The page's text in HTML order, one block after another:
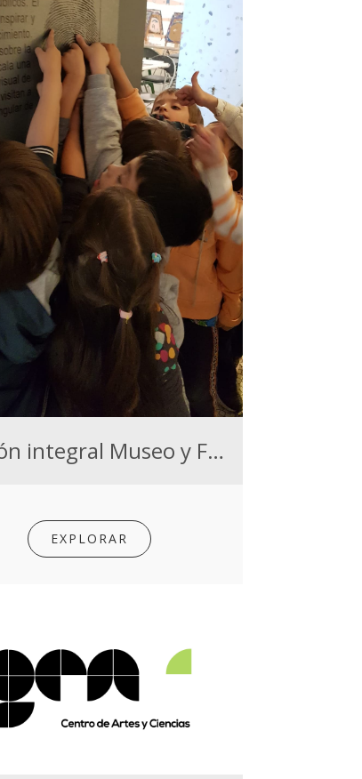
Gestión integral Museo y Fundación José Gurvich
EXPLORAR